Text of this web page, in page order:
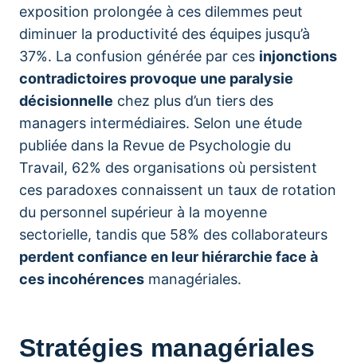
exposition prolongée à ces dilemmes peut
diminuer la productivité des équipes jusqu’à
37%. La confusion générée par ces injonctions
contradictoires provoque une paralysie
décisionnelle chez plus d’un tiers des
managers intermédiaires. Selon une étude
publiée dans la Revue de Psychologie du
Travail, 62% des organisations où persistent
ces paradoxes connaissent un taux de rotation
du personnel supérieur à la moyenne
sectorielle, tandis que 58% des collaborateurs
perdent confiance en leur hiérarchie face à
ces incohérences managériales.
Stratégies managériales